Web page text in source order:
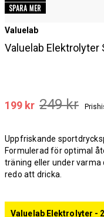
Valuelab
Valuelab
199 kr 249 kr
Uppfriskande
Formulerad för optimal
träning eller under
redo att dricka.
Valuelab Elektrolyter -